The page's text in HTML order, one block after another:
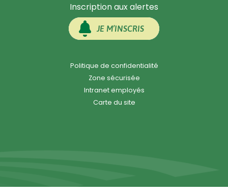
Inscription aux alertes
JE M’INSCRIS
Politique de confidentialité
Zone sécurisée
Intranet employés
Carte du site